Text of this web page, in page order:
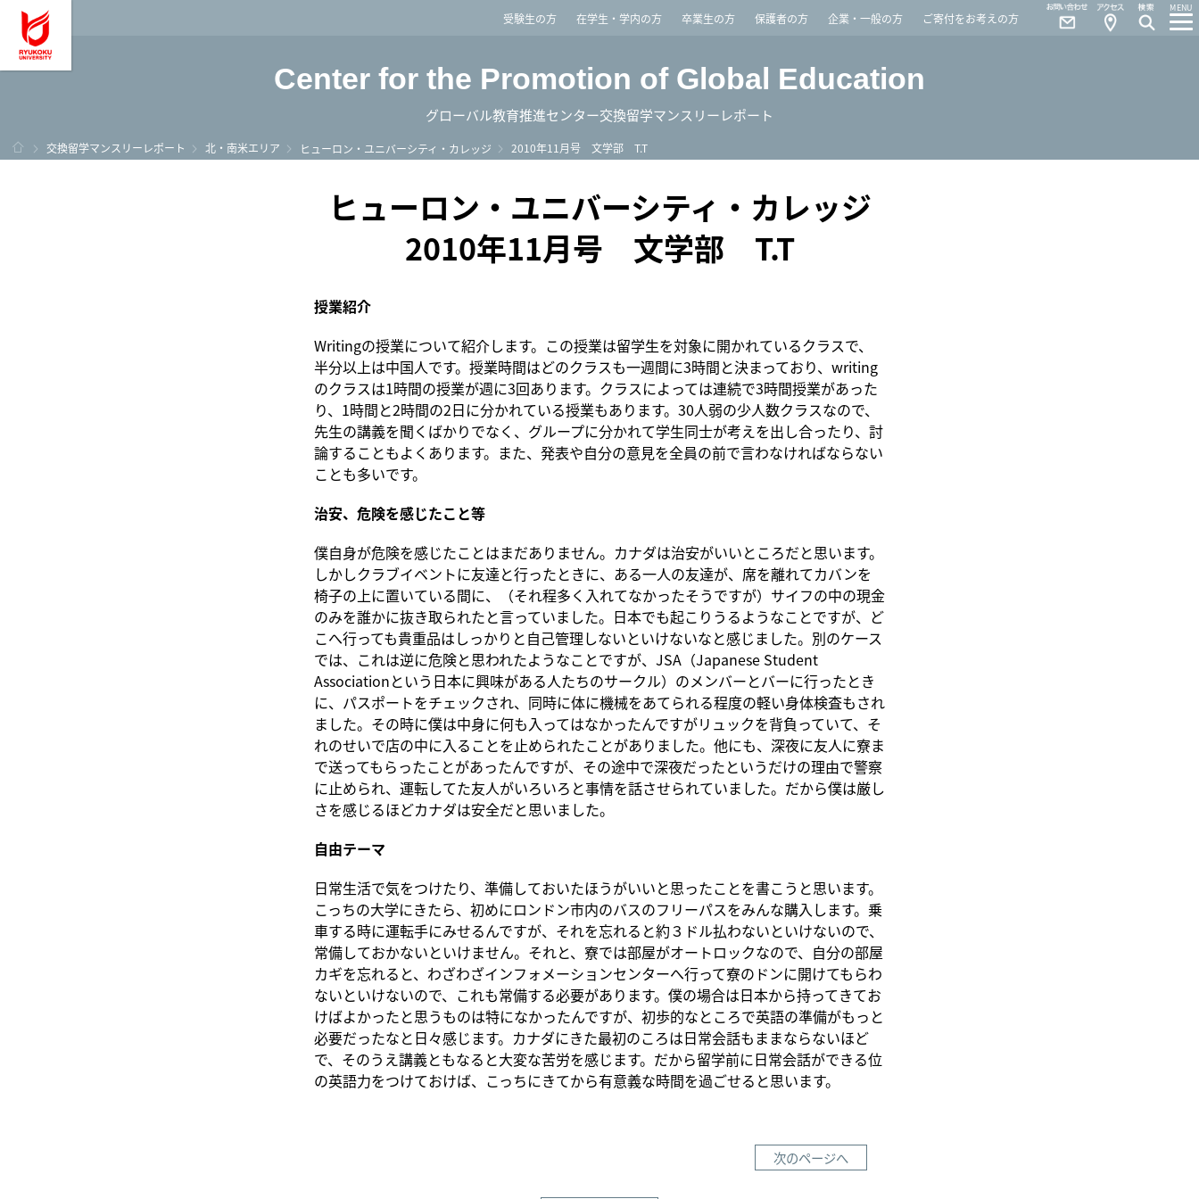
龍谷大学 You, Unlimited受験生の方 在学生・学内の方 卒業生の方 保護者の方 企業・一般の方 ご寄付をお考えの方
MENU
Access
Contact
Center for the Promotion of Global Education
グローバル教育推進センター交換留学マンスリーレポート
ホーム
交換留学マンスリーレポート 北・南米エリア ヒューロン・ユニバーシティ・カレッジ 2010年11月号 文学部 T.T
ヒューロン・ユニバーシティ・カレッジ
2010年11月号 文学部 T.T
授業紹介
Writingの授業について紹介します。この授業は留学生を対象に開かれているクラスで、
半分以上は中国人です。授業時間はどのクラスも一週間に3時間と決まっており、writing
のクラスは1時間の授業が週に3回あります。クラスによっては連続で3時間授業があった
り、1時間と2時間の2日に分かれている授業もあります。30人弱の少人数クラスなので、
先生の講義を聞くばかりでなく、グループに分かれて学生同士が考えを出し合ったり、討
論することもよくあります。また、発表や自分の意見を全員の前で言わなければならない
ことも多いです。
治安、危険を感じたこと等
僕自身が危険を感じたことはまだありません。カナダは治安がいいところだと思います。
しかしクラブイベントに友達と行ったときに、ある一人の友達が、席を離れてカバンを
椅子の上に置いている間に、（それ程多く入れてなかったそうですが）サイフの中の現金
のみを誰かに抜き取られたと言っていました。日本でも起こりうるようなことですが、ど
こへ行っても貴重品はしっかりと自己管理しないといけないなと感じました。別のケース
では、これは逆に危険と思われたようなことですが、JSA（Japanese Student
Associationという日本に興味がある人たちのサークル）のメンバーとバーに行ったとき
に、パスポートをチェックされ、同時に体に機械をあてられる程度の軽い身体検査もされ
ました。その時に僕は中身に何も入ってはなかったんですがリュックを背負っていて、そ
れのせいで店の中に入ることを止められたことがありました。他にも、深夜に友人に寮ま
で送ってもらったことがあったんですが、その途中で深夜だったというだけの理由で警察
に止められ、運転してた友人がいろいろと事情を話させられていました。だから僕は厳し
さを感じるほどカナダは安全だと思いました。
自由テーマ
日常生活で気をつけたり、準備しておいたほうがいいと思ったことを書こうと思います。
こっちの大学にきたら、初めにロンドン市内のバスのフリーパスをみんな購入します。乗
車する時に運転手にみせるんですが、それを忘れると約３ドル払わないといけないので、
常備しておかないといけません。それと、寮では部屋がオートロックなので、自分の部屋
カギを忘れると、わざわざインフォメーションセンターへ行って寮のドンに開けてもらわ
ないといけないので、これも常備する必要があります。僕の場合は日本から持ってきてお
けばよかったと思うものは特になかったんですが、初歩的なところで英語の準備がもっと
必要だったなと日々感じます。カナダにきた最初のころは日常会話もままならないほど
で、そのうえ講義ともなると大変な苦労を感じます。だから留学前に日常会話ができる位
の英語力をつけておけば、こっちにきてから有意義な時間を過ごせると思います。
次のページへ